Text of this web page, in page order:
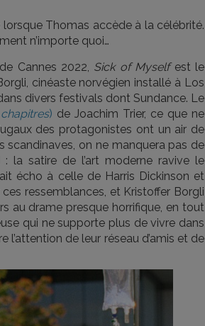
Thomas accède à la célébrité.
n’importe quoi…
Cannes 2022, Sick of Myselfest le
cinéaste norvégien installé à Los
divers festivals dont Sundance. Le
) de Joachim Trier, ce que ne
des protagonistes ont un air de
scandinaves, on ne manquera pas de
: la satire de l’art moderne ravive le
écho à celle de Harris Dickinson et
ces ressemblances, et Kristoffer Borgli
au drame presque horrifique, en tout
qui ne supporte plus de vivre dans
de leur réseau d’amis et de